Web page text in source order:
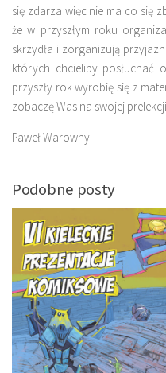
się zdarza więc nie ma co się
że w przyszłym roku
skrzydła i zorganizują
których chcieliby posłuchać
przyszły rok wyrobię się z
zobaczę Was na swojej prelekcji
Paweł Warowny
Podobne posty